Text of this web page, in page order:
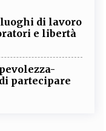
di lavoro
e libertà
partecipare